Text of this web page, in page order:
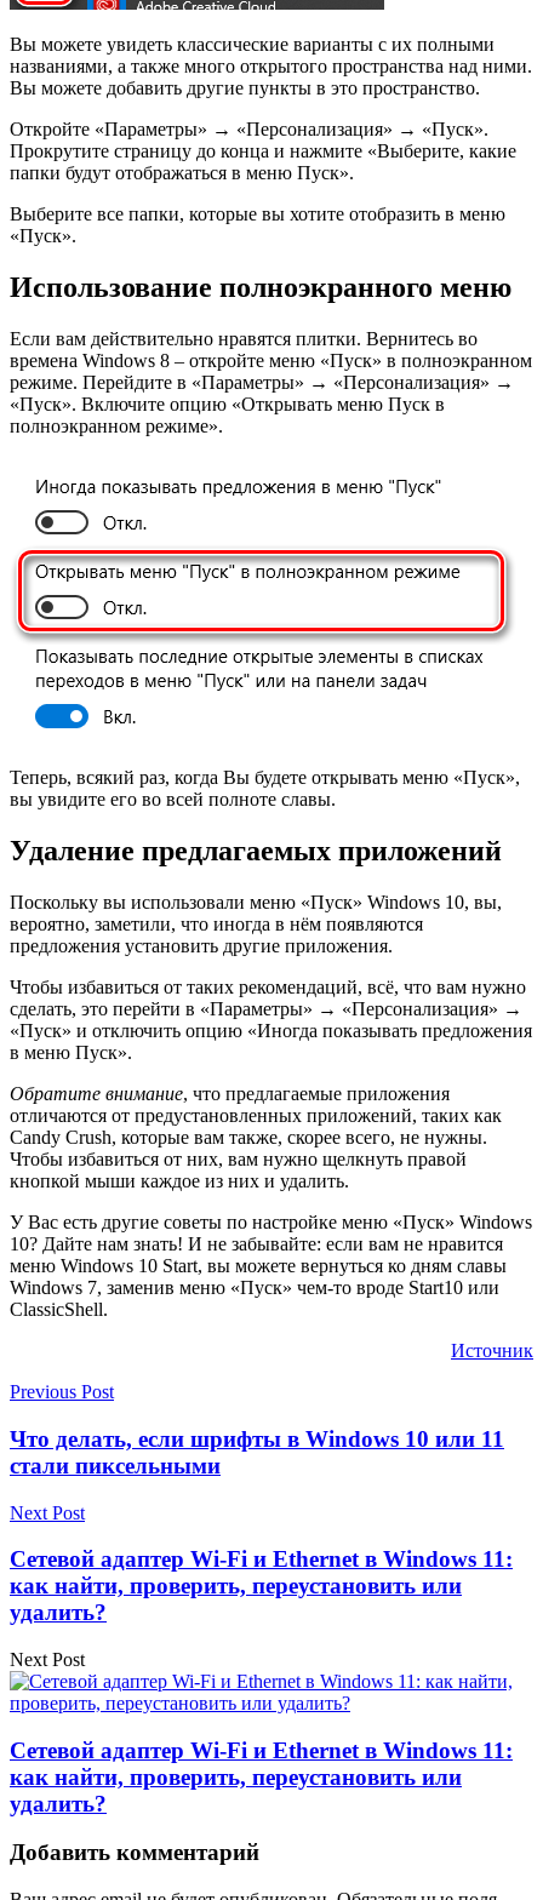
Вы можете увидеть классические варианты с их полными
названиями, а также много открытого пространства над ними.
Вы можете добавить другие пункты в это пространство.
Откройте «Параметры» → «Персонализация» → «Пуск».
Прокрутите страницу до конца и нажмите «Выберите, какие
папки будут отображаться в меню Пуск».
Выберите все папки, которые вы хотите отобразить в меню
«Пуск».
Использование полноэкранного меню
Если вам действительно нравятся плитки. Вернитесь во
времена Windows 8 – откройте меню «Пуск» в полноэкранном
режиме. Перейдите в «Параметры» → «Персонализация» →
«Пуск». Включите опцию «Открывать меню Пуск в
полноэкранном режиме».
Теперь, всякий раз, когда Вы будете открывать меню «Пуск»,
вы увидите его во всей полноте славы.
Удаление предлагаемых приложений
Поскольку вы использовали меню «Пуск» Windows 10, вы,
вероятно, заметили, что иногда в нём появляются
предложения установить другие приложения.
Чтобы избавиться от таких рекомендаций, всё, что вам нужно
сделать, это перейти в «Параметры» → «Персонализация» →
«Пуск» и отключить опцию «Иногда показывать предложения
в меню Пуск».
Обратите внимание, что предлагаемые приложения
отличаются от предустановленных приложений, таких как
Candy Crush, которые вам также, скорее всего, не нужны.
Чтобы избавиться от них, вам нужно щелкнуть правой
кнопкой мыши каждое из них и удалить.
У Вас есть другие советы по настройке меню «Пуск» Windows
10? Дайте нам знать! И не забывайте: если вам не нравится
меню Windows 10 Start, вы можете вернуться ко дням славы
Windows 7, заменив меню «Пуск» чем-то вроде Start10 или
ClassicShell.
Источник
Previous Post
Что делать, если шрифты в Windows 10 или 11
стали пиксельными
Next Post
Сетевой адаптер Wi-Fi и Ethernet в Windows 11:
как найти, проверить, переустановить или
удалить?
Next Post
Сетевой адаптер Wi-Fi и Ethernet в Windows 11:
как найти, проверить, переустановить или
удалить?
Добавить комментарий